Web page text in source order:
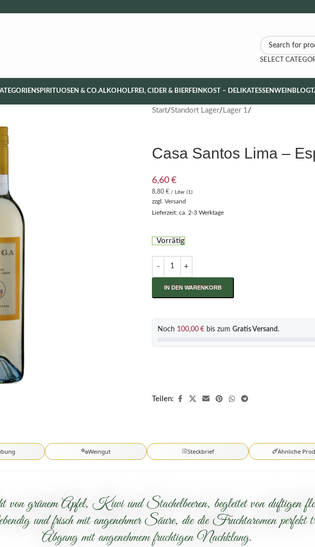
SELECT
SPIRITUOSEN & CO.ALKOHOLFREI, CIDER & BIERFEINKOST – DELIKATESSENWEINBLOG
to enlarge
Start Standort Lager Lager 1
Casa Santos Lima –
6,60 €
8,80 € / Liter (1)
zzgl. Versand
Lieferzeit: ca. 2-3 Werktage
Vorrätig
IN DEN WARENKORB
Noch 100,00 € bis zum Gratis Versand .
Teilen:
Weingut Steckbrief Ähnliche
von grünem Apfel, Kiwi und Stachelbeeren, begleitet von duftigen
und frisch mit angenehmer Säure, die die Fruchtaromen
Abgang mit angenehmem fruchtigen Nachklang.